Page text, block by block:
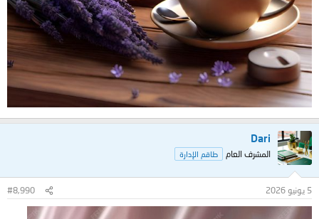
Dari
المشرف العام طاقم الإدارة
5 يونيو 2026 #8,990